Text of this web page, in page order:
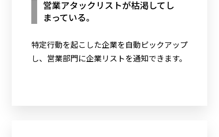
営業アタックリストが枯渇してし
まっている。
特定行動を起こした企業を自動ピックアップ
し、営業部門に企業リストを通知できます。